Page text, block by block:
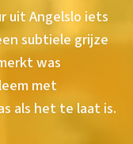
uit Angelslo iets
subtiele grijze
was
met
als het te laat is.